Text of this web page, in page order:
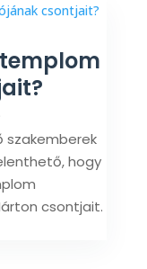
szakemberek
hogy
csontjait.